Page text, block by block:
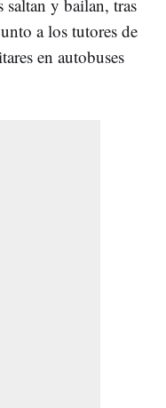
saltan y bailan, tras
a los tutores de
en autobuses